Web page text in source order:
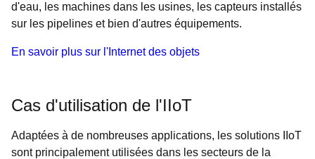
d'eau, les machines dans les usines, les capteurs installés
sur les pipelines et bien d'autres équipements.
En savoir plus sur l'Internet des objets
Cas d'utilisation de l'IIoT
Adaptées à de nombreuses applications, les solutions IIoT
sont principalement utilisées dans les secteurs de la